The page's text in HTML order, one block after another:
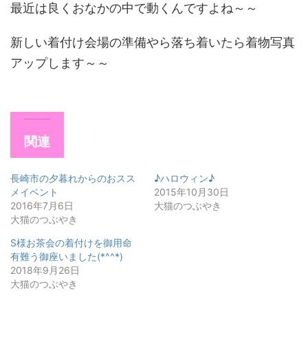
最近は良くおなかの中で動くんですよね～～
新しい着付け会場の準備やら落ち着いたら着物写真
アップします～～
関連
長崎市の夕暮れからのおスス
メイベント
2016年7月6日
大猫のつぶやき
♪ハロウィン♪
2015年10月30日
大猫のつぶやき
S様お茶会の着付けを御用命
有難う御座いました(*^^*)
2018年9月26日
大猫のつぶやき